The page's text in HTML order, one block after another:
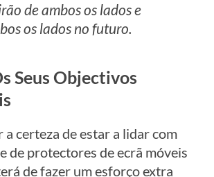
de ambos os lados e
os lados no futuro.
Seus Objectivos
certeza de estar a lidar com
de protectores de ecrã móveis
de fazer um esforço extra